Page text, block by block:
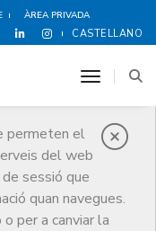
ÀREA PRIVADA
CASTELLANO
permeten el
del web
sessió que
quan navegues.
per a canviar la
toggle